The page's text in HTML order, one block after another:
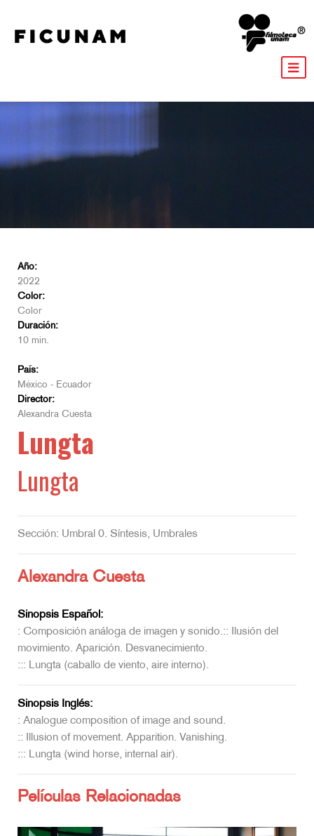
Año:
2022
Color:
Color
Duración:
10 min.
País:
México - Ecuador
Director:
Alexandra Cuesta
Lungta
Lungta
Sección: Umbral 0. Síntesis, Umbrales
Alexandra Cuesta
Sinopsis Español:
: Composición análoga de imagen y sonido.:: Ilusión del
movimiento. Aparición. Desvanecimiento.
::: Lungta (caballo de viento, aire interno).
Sinopsis Inglés:
: Analogue composition of image and sound.
:: Illusion of movement. Apparition. Vanishing.
::: Lungta (wind horse, internal air).
Películas Relacionadas